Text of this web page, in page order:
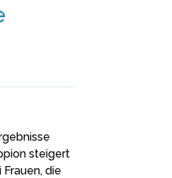
steigert
die